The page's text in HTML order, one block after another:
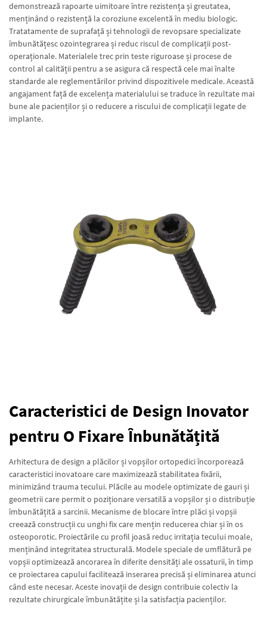
demonstrează rapoarte uimitoare între rezistența și greutatea,
menținând o rezistență la coroziune excelentă în mediu biologic.
Tratatamente de suprafață și tehnologii de revopsare specializate
îmbunătățesc ozointegrarea și reduc riscul de complicații post-
operaționale. Materialele trec prin teste riguroase și procese de
control al calității pentru a se asigura că respectă cele mai înalte
standarde ale reglementărilor privind dispozitivele medicale. Această
angajament față de excelența materialului se traduce în rezultate mai
bune ale pacienților și o reducere a riscului de complicații legate de
implante.
Caracteristici de Design Inovator
pentru O Fixare Înbunătățită
Arhitectura de design a plăcilor și vopșilor ortopedici încorporează
caracteristici inovatoare care maximizează stabilitatea fixării,
minimizând trauma tecului. Plăcile au modele optimizate de gauri și
geometrii care permit o poziționare versatilă a vopșilor și o distribuție
îmbunătățită a sarcinii. Mecanisme de blocare între plăci și vopșii
creează construcții cu unghi fix care mențin reducerea chiar și în os
osteoporotic. Proiectările cu profil joasă reduc irritația tecului moale,
menținând integritatea structurală. Modele speciale de umflătură pe
vopșii optimizează ancorarea în diferite densități ale ossaturii, în timp
ce proiectarea capului facilitează inserarea precisă și eliminarea atunci
când este necesar. Aceste inovații de design contribuie colectiv la
rezultate chirurgicale îmbunătățite și la satisfacția pacienților.